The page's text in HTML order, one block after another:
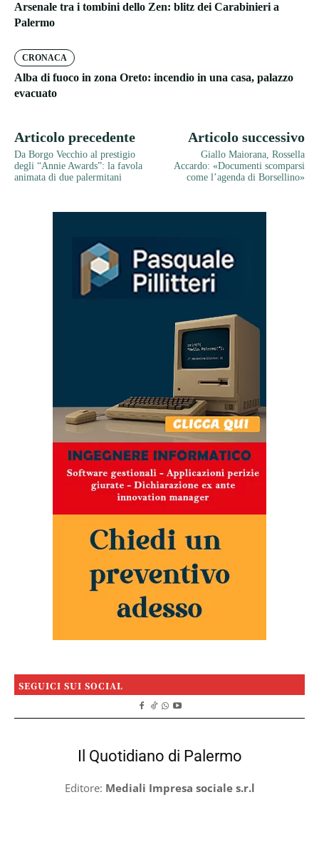
Arsenale tra i tombini dello Zen: blitz dei Carabinieri a
Palermo
CRONACA
Alba di fuoco in zona Oreto: incendio in una casa, palazzo
evacuato
Articolo precedente
Da Borgo Vecchio al prestigio
degli “Annie Awards”: la favola
animata di due palermitani
Articolo successivo
Giallo Maiorana, Rossella
Accardo: «Documenti scomparsi
come l’agenda di Borsellino»
SEGUICI SUI SOCIAL
Il Quotidiano di Palermo
Editore: Mediali Impresa sociale s.r.l